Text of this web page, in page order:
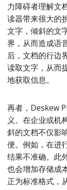
力障碍者理解文
读器带来很大的
文字，倾斜的文
界，从而造成语
后，文档的行边
读取文字，从而
地获取信息。
再者，Deskew
义。在企业或机
斜的文档不仅影
便。例如，在进
结果不准确。此
也会增加存储成
正为标准格式，